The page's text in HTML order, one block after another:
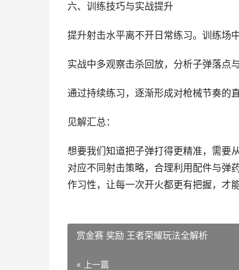
六、训练技巧与实战提升
提升射击水平离不开日常练习。训练场
实战中多观察击杀回放，分析子弹落点
通过持续练习，逐渐形成对枪械节奏的
见解汇总：
想要我们知道把子弹打得更精准，需要
对应不同射击策略，合理利用配件与弹
作习性，让每一次开火都更有把握，才
赏金赛 奖励 王者荣耀玩法全解析
« 上一篇